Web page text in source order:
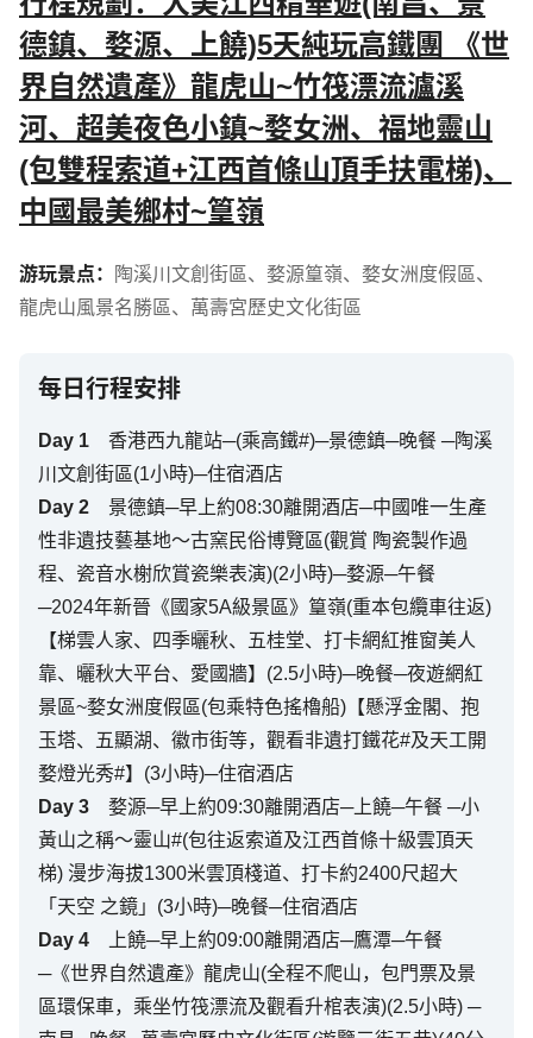
德鎮、婺源、上饒)5天純玩高鐵團 《世
界自然遺產》龍虎山~竹筏漂流瀘溪
河、超美夜色小鎮~婺女洲、福地靈山
(包雙程索道+江西首條山頂手扶電梯)、
中國最美鄉村~篁嶺
游玩景点： 陶溪川文創街區、 婺源篁嶺、 婺女洲度假區、
龍虎山風景名勝區、 萬壽宮歷史文化街區
每日行程安排
Day 1
香港西九龍站─(乘高鐵#)─景德鎮─晚餐 ─陶溪
川文創街區(1小時)─住宿酒店
Day 2
景德鎮─早上約08:30離開酒店─中國唯一生產
性非遺技藝基地～古窯民俗博覽區(觀賞 陶瓷製作過
程、瓷音水榭欣賞瓷樂表演)(2小時)─婺源─午餐
─2024年新晉《國家5A級景區》篁嶺(重本包纜車往返)
【梯雲人家、四季曬秋、五桂堂、打卡網紅推窗美人
靠、曬秋大平台、愛國牆】(2.5小時)─晚餐─夜遊網紅
景區~婺女洲度假區(包乘特色搖櫓船)【懸浮金閣、抱
玉塔、五顯湖、徽市街等，觀看非遺打鐵花#及天工開
婺燈光秀#】(3小時)─住宿酒店
Day 3
婺源─早上約09:30離開酒店─上饒─午餐 ─小
黃山之稱～靈山#(包往返索道及江西首條十級雲頂天
梯) 漫步海拔1300米雲頂棧道、打卡約2400尺超大
「天空 之鏡」(3小時)─晚餐─住宿酒店
Day 4
上饒─早上約09:00離開酒店─鷹潭─午餐
─《世界自然遺產》龍虎山(全程不爬山，包門票及景
區環保車，乘坐竹筏漂流及觀看升棺表演)(2.5小時) ─